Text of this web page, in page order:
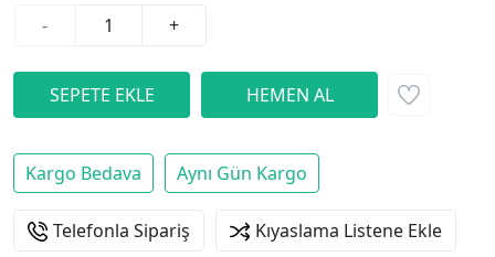
-
+
Kargo Bedava Aynı Gün Kargo
Telefonla Sipariş Kıyaslama Listene Ekle